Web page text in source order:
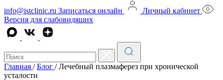
info@istclinic.ru Записаться онлайн
Личный кабинет
Версия для слабовидящих
Главная / Блог / Лечебный плазмаферез при хронической
усталости